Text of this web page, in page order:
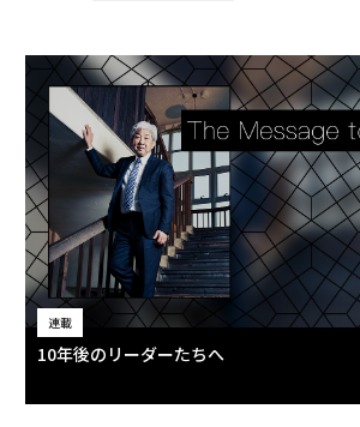
連載
10年後のリーダーたちへ